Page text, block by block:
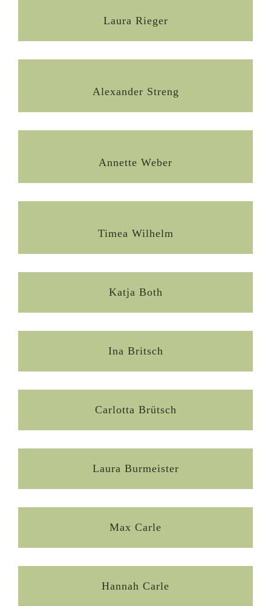
Laura Rieger
Alexander Streng
Annette Weber
Timea Wilhelm
Katja Both
Ina Britsch
Carlotta Brütsch
Laura Burmeister
Max Carle
Hannah Carle